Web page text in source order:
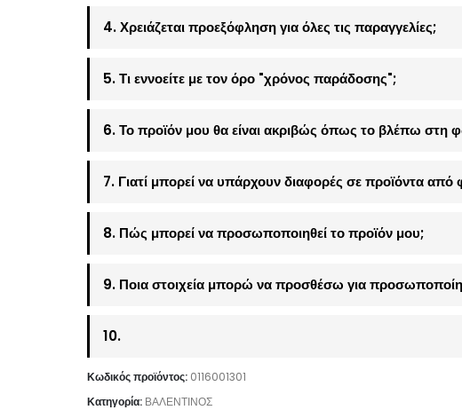
4. Χρειάζεται προεξόφληση για όλες τις παραγγελίες;
5. Τι εννοείτε με τον όρο "χρόνος παράδοσης";
6. Το προϊόν μου θα είναι ακριβώς όπως το βλέπω στη
7. Γιατί μπορεί να υπάρχουν διαφορές σε προϊόντα από
8. Πώς μπορεί να προσωποποιηθεί το προϊόν μου;
9. Ποια στοιχεία μπορώ να προσθέσω για
10.
Κωδικός προϊόντος: 0116001301
Κατηγορία: ΒΑΛΕΝΤΙΝΟΣ